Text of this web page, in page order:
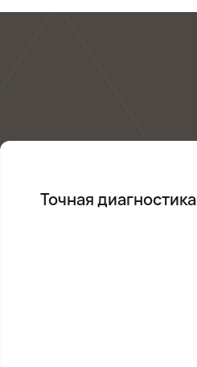
Точная диагностика